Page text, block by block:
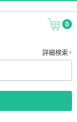
0
詳細検索